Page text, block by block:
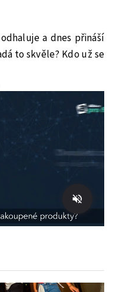
a dnes přináší
to skvěle? Kdo už se